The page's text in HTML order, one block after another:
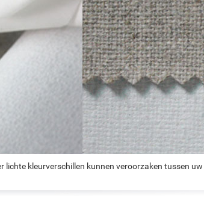
lichte kleurverschillen kunnen veroorzaken tussen